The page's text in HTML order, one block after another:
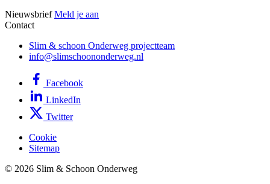
Nieuwsbrief Meld je aan
Contact
Slim & schoon Onderweg projectteam
info@slimschoononderweg.nl
Facebook
LinkedIn
Twitter
Cookie
Sitemap
© 2026 Slim & Schoon Onderweg